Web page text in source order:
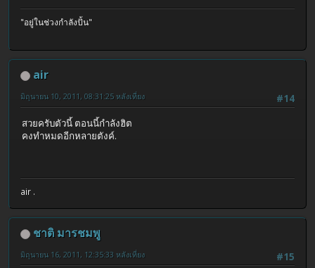
"อยู่ในช่วงกำลังปั้น"
air
#14
มิถุนายน 10, 2011, 08:31:25 หลังเที่ยง
สวยครับตัวนี้ ตอนนี้กำลังฮิต
คงทำหมดอีกหลายตังค์.
air .
ชาติ มารชมพู
#15
มิถุนายน 16, 2011, 12:35:33 หลังเที่ยง